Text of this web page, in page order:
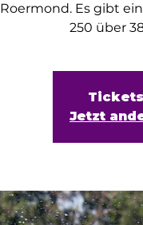
Roermond. Es gibt
250 über
Jetzt